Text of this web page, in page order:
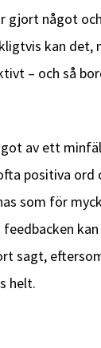
gjort något
kan
– och så
av ett
positiva ord
som för
sagt,
helt.